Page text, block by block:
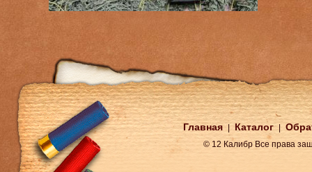
Главная Каталог
© 12 Калибр Все права